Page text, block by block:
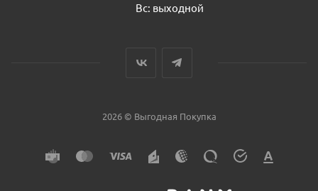
Вс: выходной
2026 © Выгодная Покупка